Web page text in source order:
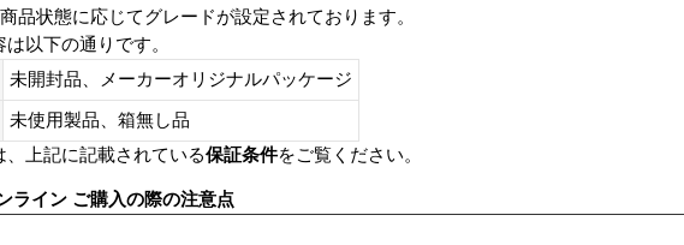
品状態に応じてグレードが設定されております。
以下の通りです。
未開封品、メーカーオリジナルパッケージ
未使用製品、箱無し品
、上記に記載されている保証条件をご覧ください。
ライン ご購入の際の注意点